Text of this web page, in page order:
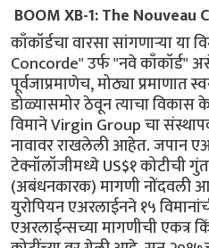
BOOM XB-1: The Nouveau
काँकॉर्डचा वारसा सांगणार्‍या या
Concorde" उर्फ "नवे काँकॉर्ड"
पूर्वजाप्रमाणेच, मोठ्या प्रमाणात
डोळ्यासमोर ठेवून त्याचा विकास
विमाने Virgin Group चा
नावावर राखलेली आहेत. जपान
टेक्नॉलॉजीमध्ये US$१ कोटीची
(अबंधनकारक) मागणी नोंदवली
युरोपियन एअरलाईनने १५
एअरलाईन्सच्या मागणीची